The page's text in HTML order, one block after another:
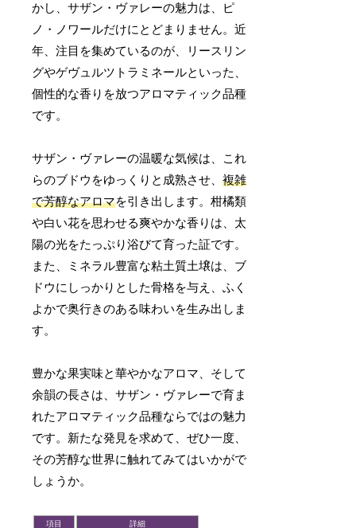
かし、サザン・ヴァレーの魅力は、ピ
ノ・ノワールだけにとどまりません。近
年、注目を集めているのが、リースリン
グやゲヴュルツトラミネールといった、
個性的な香りを放つアロマティック品種
です。
サザン・ヴァレーの温暖な気候は、これ
らのブドウをゆっくりと成熟させ、複雑
で芳醇なアロマを引き出します。柑橘類
や白い花を思わせる爽やかな香りは、太
陽の光をたっぷり浴びて育った証です。
また、ミネラル豊富な粘土質土壌は、ブ
ドウにしっかりとした骨格を与え、ふく
よかで奥行きのある味わいを生み出しま
す。
豊かな果実味と華やかなアロマ、そして
余韻の長さは、サザン・ヴァレーで育ま
れたアロマティック品種ならではの魅力
です。新たな発見を求めて、ぜひ一度、
その芳醇な世界に触れてみてはいかがで
しょうか。
項目 詳細